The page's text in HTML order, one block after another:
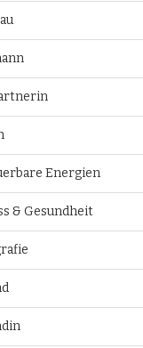
Energien
& Gesundheit